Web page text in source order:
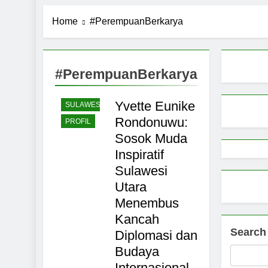
Pemprov
9 Months Ago
Home #PerempuanBerkarya
#PerempuanBerkarya
BUDAYA
PARIWISATA
SULAWESI
PROFIL
Yvette Eunike
Rondonuwu:
Sosok Muda
Inspiratif
Sulawesi
Utara
Menembus
Kancah
Diplomasi dan
Budaya
Search